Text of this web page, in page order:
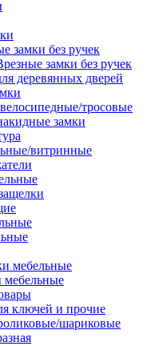
замки без ручек
замки без ручек
деревянных дверей
тросовые
замки
витринные
мебельные
мебельные
ключей и прочие
шариковые